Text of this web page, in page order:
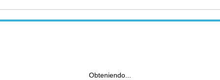
Obteniendo...